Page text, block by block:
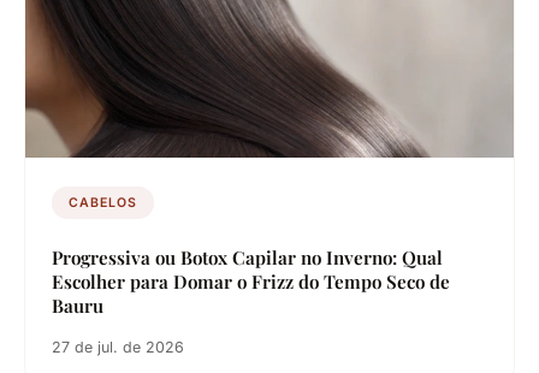
CABELOS
Progressiva ou Botox Capilar no Inverno: Qual
Escolher para Domar o Frizz do Tempo Seco de
Bauru
27 de jul. de 2026